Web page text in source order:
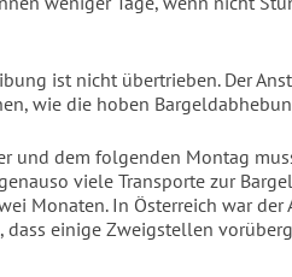
ist nicht übertrieben. Der
wie die hoben
und dem folgenden Montag
viele Transporte zur
Monaten. In Österreich war
dass einige Zweigstellen